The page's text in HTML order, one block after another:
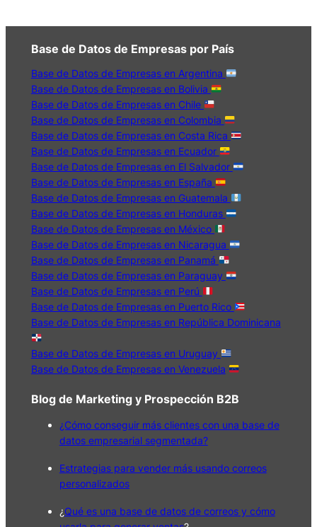
Base de Datos de Empresas por País
Base de Datos de Empresas en Argentina
Base de Datos de Empresas en Bolivia
Base de Datos de Empresas en Chile
Base de Datos de Empresas en Colombia
Base de Datos de Empresas en Costa Rica
Base de Datos de Empresas en Ecuador
Base de Datos de Empresas en El Salvador
Base de Datos de Empresas en España
Base de Datos de Empresas en Guatemala
Base de Datos de Empresas en Honduras
Base de Datos de Empresas en México
Base de Datos de Empresas en Nicaragua
Base de Datos de Empresas en Panamá
Base de Datos de Empresas en Paraguay
Base de Datos de Empresas en Perú
Base de Datos de Empresas en Puerto Rico
Base de Datos de Empresas en República Dominicana
Base de Datos de Empresas en Uruguay
Base de Datos de Empresas en Venezuela
Blog de Marketing y Prospección B2B
¿Cómo conseguir más clientes con una base de
datos empresarial segmentada?
Estrategias para vender más usando correos
personalizados
¿Qué es una base de datos de correos y cómo